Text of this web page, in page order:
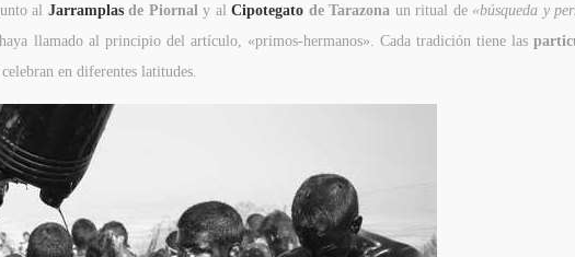
al Jarramplasde Piornal y al Cipotegato de Tarazona un ritual de «búsqueda y
llamado al principio del artículo, «primos-hermanos». Cada tradición tiene las
en diferentes latitudes.